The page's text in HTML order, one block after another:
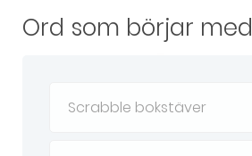
Ord som börjar med